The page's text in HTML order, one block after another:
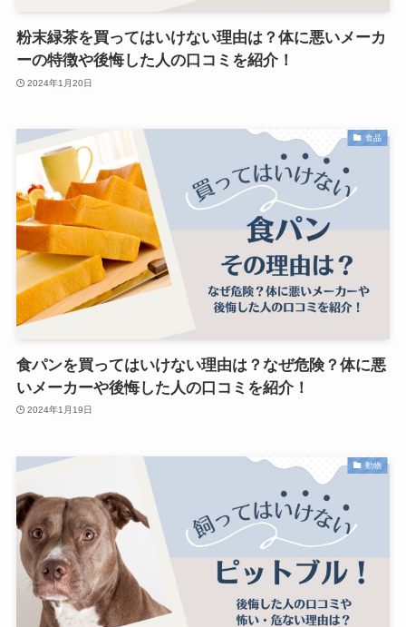
粉末緑茶を買ってはいけない理由は？体に悪いメーカ
ーの特徴や後悔した人の口コミを紹介！
2024年1月20日
食品
食パンを買ってはいけない理由は？なぜ危険？体に悪
いメーカーや後悔した人の口コミを紹介！
2024年1月19日
動物